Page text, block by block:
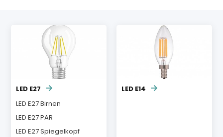
LED E27
LED E27 Birnen
LED E27 PAR
LED E27 Spiegelkopf
LED E14